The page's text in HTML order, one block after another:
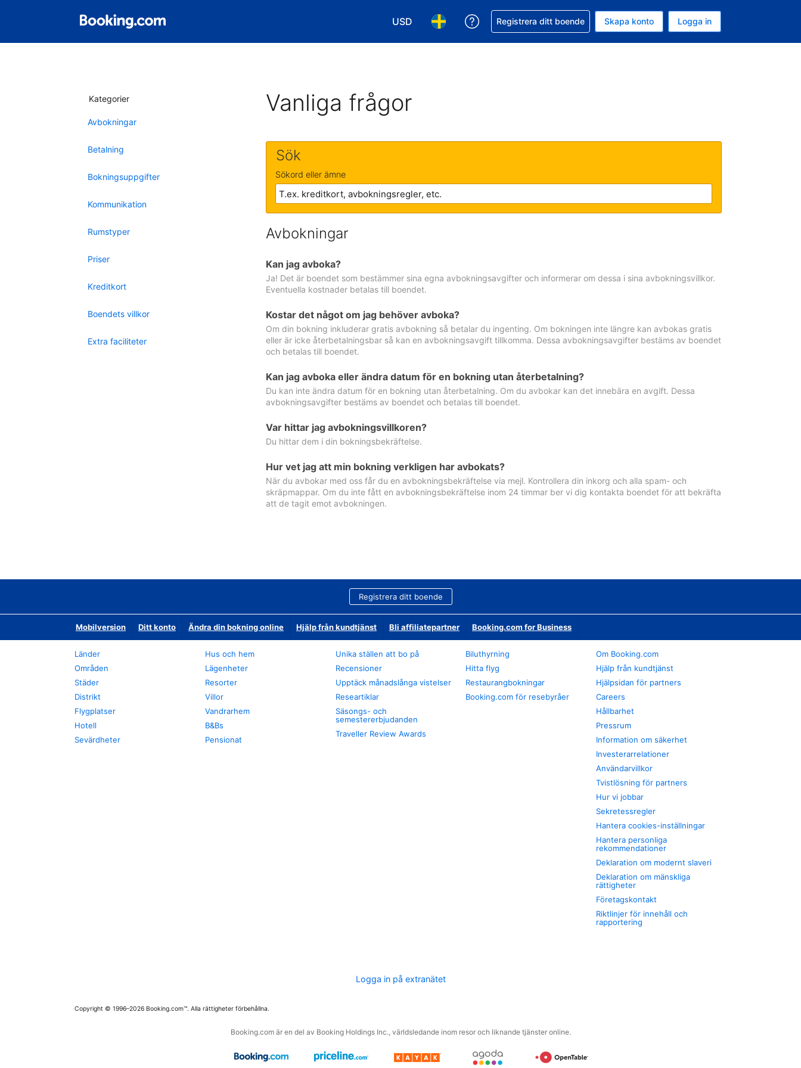
USD
Välj valuta. Din nuvarande valuta är Amerikanska dollar
Välj språk. Ditt nuvarande språk är Svenska
Få hjälp med din bokning
Registrera ditt boende Skapa konto Logga in
Kategorier
Avbokningar
Betalning
Bokningsuppgifter
Kommunikation
Rumstyper
Priser
Kreditkort
Boendets villkor
Extra faciliteter
Vanliga frågor
Sök
Sökord eller ämne
Avbokningar
Kan jag avboka?
Ja! Det är boendet som bestämmer sina egna avbokningsavgifter och informerar om dessa i sina avbokningsvillkor.
Eventuella kostnader betalas till boendet.
Kostar det något om jag behöver avboka?
Om din bokning inkluderar gratis avbokning så betalar du ingenting. Om bokningen inte längre kan avbokas gratis
eller är icke återbetalningsbar så kan en avbokningsavgift tillkomma. Dessa avbokningsavgifter bestäms av boendet
och betalas till boendet.
Kan jag avboka eller ändra datum för en bokning utan återbetalning?
Du kan inte ändra datum för en bokning utan återbetalning. Om du avbokar kan det innebära en avgift. Dessa
avbokningsavgifter bestäms av boendet och betalas till boendet.
Var hittar jag avbokningsvillkoren?
Du hittar dem i din bokningsbekräftelse.
Hur vet jag att min bokning verkligen har avbokats?
När du avbokar med oss får du en avbokningsbekräftelse via mejl. Kontrollera din inkorg och alla spam- och
skräpmappar. Om du inte fått en avbokningsbekräftelse inom 24 timmar ber vi dig kontakta boendet för att bekräfta
att de tagit emot avbokningen.
Registrera ditt boende
Mobilversion Ditt konto Ändra din bokning online Hjälp från kundtjänst Bli affiliatepartner Booking.com for Business
Länder
Områden
Städer
Distrikt
Flygplatser
Hotell
Sevärdheter
Hus och hem
Lägenheter
Resorter
Villor
Vandrarhem
B&Bs
Pensionat
Unika ställen att bo på
Recensioner
Upptäck månadslånga vistelser
Researtiklar
Säsongs- och
semestererbjudanden
Traveller Review Awards
Biluthyrning
Hitta flyg
Restaurangbokningar
Booking.com för resebyråer
Om Booking.com
Hjälp från kundtjänst
Hjälpsidan för partners
Careers
Hållbarhet
Pressrum
Information om säkerhet
Investerarrelationer
Användarvillkor
Tvistlösning för partners
Hur vi jobbar
Sekretessregler
Hantera cookies-inställningar
Hantera personliga
rekommendationer
Deklaration om modernt slaveri
Deklaration om mänskliga
rättigheter
Företagskontakt
Riktlinjer för innehåll och
rapportering
Logga in på extranätet
Copyright © 1996–2026 Booking.com™. Alla rättigheter förbehållna.
Booking.com är en del av Booking Holdings Inc., världsledande inom resor och liknande tjänster online.